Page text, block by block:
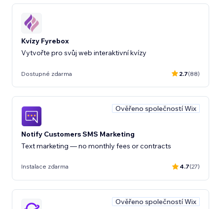
Kvízy Fyrebox
Vytvořte pro svůj web interaktivní kvízy
Dostupné zdarma 2.7(88)
Ověřeno společností Wix
Notify Customers SMS Marketing
Text marketing — no monthly fees or contracts
Instalace zdarma 4.7(27)
Ověřeno společností Wix